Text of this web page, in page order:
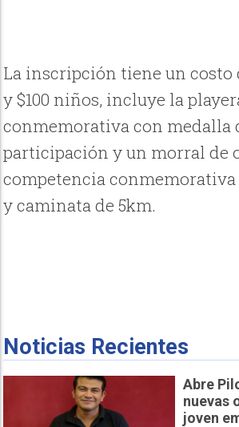
La inscripción tiene un costo
y $100 niños, incluye la
conmemorativa con medalla
participación y un morral de
competencia conmemorativa
y caminata de 5km.
Noticias Recientes
Abre
nuevas
joven